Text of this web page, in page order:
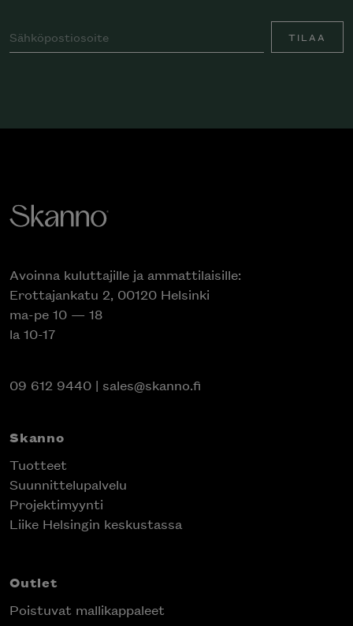
TILAA
Avoinna kuluttajille ja ammattilaisille:
Erottajankatu 2, 00120 Helsinki
ma-pe 10 — 18
la 10-17
09 612 9440 | sales@skanno.fi
Skanno
Tuotteet
Suunnittelupalvelu
Projektimyynti
Liike Helsingin keskustassa
Outlet
Poistuvat mallikappaleet